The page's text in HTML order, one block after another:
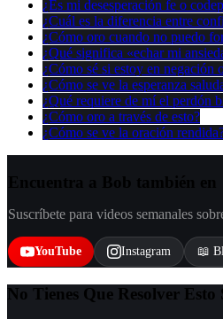
¿Es mi desesperación fe o
¿Cuál es la diferencia entre
¿Cómo oro cuando no puedo
¿Qué significa «echar mi
¿Cómo sé si estoy en negación
¿Cómo se ve la esperanza
¿Qué requiere de mí el perdón
¿Cómo oro a través de esto?
¿Cómo se ve la oración
Suscríbete para videos semanales
YouTube Instagram 📖
No Tienes Que Resolver Esto